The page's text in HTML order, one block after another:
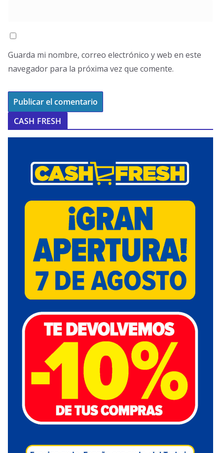
Guarda mi nombre, correo electrónico y web en este
navegador para la próxima vez que comente.
CASH FRESH